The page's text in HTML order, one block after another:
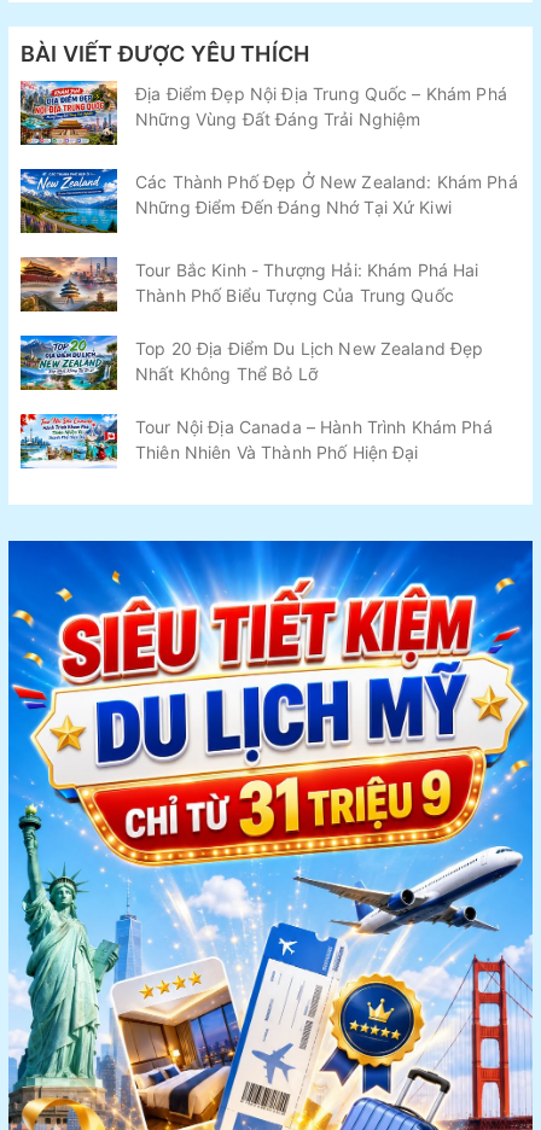
BÀI VIẾT ĐƯỢC YÊU THÍCH
Địa Điểm Đẹp Nội Địa Trung Quốc – Khám Phá
Những Vùng Đất Đáng Trải Nghiệm
Các Thành Phố Đẹp Ở New Zealand: Khám Phá
Những Điểm Đến Đáng Nhớ Tại Xứ Kiwi
Tour Bắc Kinh - Thượng Hải: Khám Phá Hai
Thành Phố Biểu Tượng Của Trung Quốc
Top 20 Địa Điểm Du Lịch New Zealand Đẹp
Nhất Không Thể Bỏ Lỡ
Tour Nội Địa Canada – Hành Trình Khám Phá
Thiên Nhiên Và Thành Phố Hiện Đại